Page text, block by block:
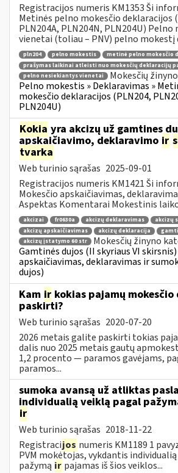
Registracijos numeris KM1353 Ši
Metinės pelno mokesčio deklaracijos
PLN204A, PLN204N, PLN204U)
vienetai (toliau – PNV) pelno mokestį
pln204 pelno mokestis
metinė pelno mokesčio
prašymas laikinai atleisti nuo mokesčių deklaracijų
pelno nesiekiantys vienetai
Mokesčių
Pelno mokestis » Deklaravimas »
mokesčio deklaracijos (PLN204,
PLN204U)
Kokia yra akcizų už gamtines
apskaičiavimo, deklaravimo ir
tvarka
Web turinio sąrašas 2025-09-01
Registracijos numeris KM1421 Ši
Mokesčio apskaičiavimas,
Aspektas Komentarai Mokestinis
akcizai fr0630a akcizų deklaravimas
akcizų
akcizų apskaičiavimas
akcizų deklaracija
akcizų įstatymo 60 str
Mokesčių žinyno
Gamtinės dujos (II skyriaus VI
apskaičiavimas, deklaravimas ir
dujos)
Kam ir kokias pajamų
paskirti?
Web turinio sąrašas 2020-07-20
2026 metais galite paskirti tokias
dalis nuo 2025 metais gautų
1,2 procento — paramos gavėjams,
paramos...
sumoka avansą už atliktas
individualią veiklą pagal
ir
Web turinio sąrašas 2018-11-22
Registracijos numeris KM1189 1
PVM mokėtojas, vykdantis
pažymą ir pajamas iš šios veiklos...